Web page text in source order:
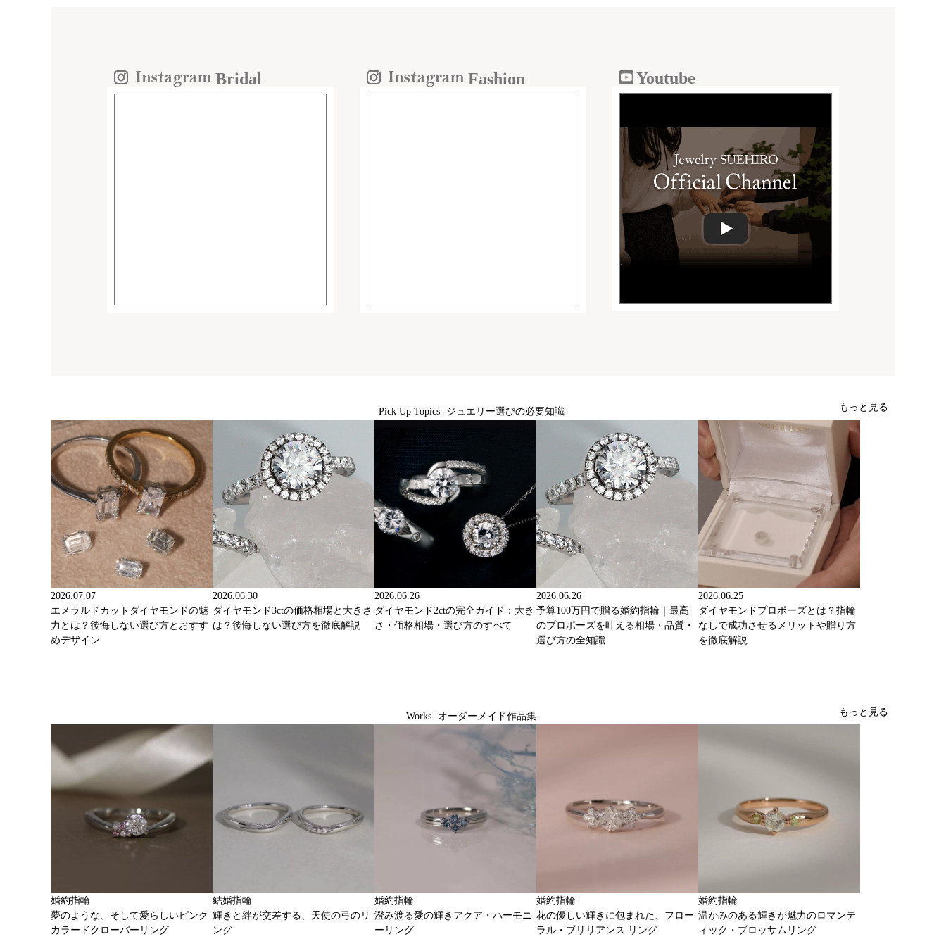
Bridal Fashion Youtube
Pick Up Topics -ジュエリー選びの必要知識- もっと見る
2026.07.07
エメラルドカットダイヤモンドの魅
力とは？後悔しない選び方とおすす
めデザイン
2026.06.30
ダイヤモンド3ctの価格相場と大きさ
は？後悔しない選び方を徹底解説
2026.06.26
ダイヤモンド2ctの完全ガイド：大き
さ・価格相場・選び方のすべて
2026.06.26
予算100万円で贈る婚約指輪｜最高
のプロポーズを叶える相場・品質・
選び方の全知識
2026.06.25
ダイヤモンドプロポーズとは？指輪
なしで成功させるメリットや贈り方
を徹底解説
Works -オーダーメイド作品集- もっと見る
婚約指輪
夢のような、そして愛らしいピンク
カラードクローバーリング
結婚指輪
輝きと絆が交差する、天使の弓のリ
ング
婚約指輪
澄み渡る愛の輝きアクア・ハーモニ
ーリング
婚約指輪
花の優しい輝きに包まれた、フロー
ラル・ブリリアンス リング
婚約指輪
温かみのある輝きが魅力のロマンテ
ィック・ブロッサムリング